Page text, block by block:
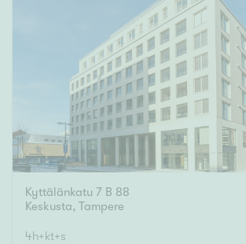
Kyttälänkatu 7 B 88
Keskusta, Tampere
4h+kt+s